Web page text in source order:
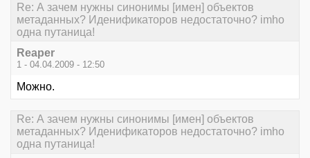
Re: А зачем нужны синонимы [имен] объектов
метаданных? Иденификаторов недостаточно? imho
одна путаница!
Reaper
1 - 04.04.2009 - 12:50
Можно.
Re: А зачем нужны синонимы [имен] объектов
метаданных? Иденификаторов недостаточно? imho
одна путаница!